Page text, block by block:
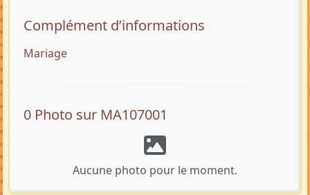
Complément d’informations
Mariage
0 Photo sur MA107001
Aucune photo pour le moment.